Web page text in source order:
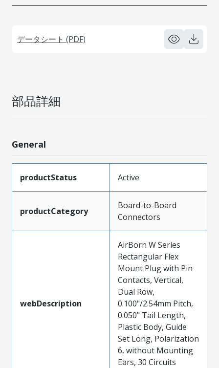
データシート (PDF)
部品詳細
General
productStatus Active
productCategory
Board-to-Board
Connectors
webDescription
AirBorn W Series
Rectangular Flex
Mount Plug with Pin
Contacts, Vertical,
Dual Row,
0.100"/2.54mm Pitch,
0.050" Tail Length,
Plastic Body, Guide
Set Long, Polarization
6, without Mounting
Ears, 30 Circuits